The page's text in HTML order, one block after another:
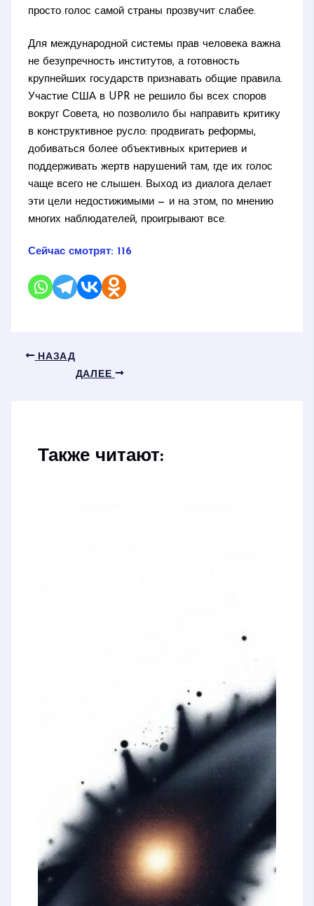
просто голос самой страны прозвучит слабее.
Для международной системы прав человека важна
не безупречность институтов, а готовность
крупнейших государств признавать общие правила.
Участие США в UPR не решило бы всех споров
вокруг Совета, но позволило бы направить критику
в конструктивное русло: продвигать реформы,
добиваться более объективных критериев и
поддерживать жертв нарушений там, где их голос
чаще всего не слышен. Выход из диалога делает
эти цели недостижимыми — и на этом, по мнению
многих наблюдателей, проигрывают все.
Сейчас смотрят: 116
НАЗАД
ДАЛЕЕ
Также читают: